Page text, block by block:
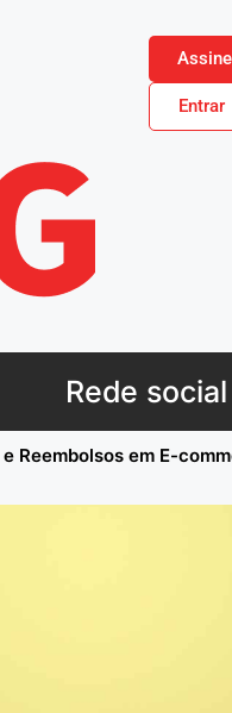
Assine
Entrar
Rede social
Reembolsos em E-